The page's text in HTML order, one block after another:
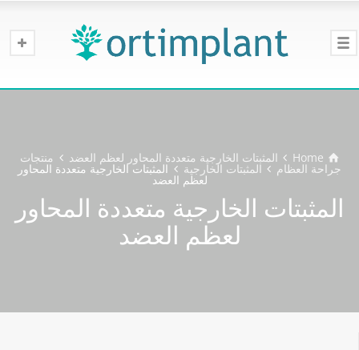
Home المثبتات الخارجية متعددة المحاور لعظم العضد منتجات
جراحة العظام المثبتات الخارجية المثبتات الخارجية متعددة المحاور
لعظم العضد
المثبتات الخارجية متعددة المحاور
لعظم العضد